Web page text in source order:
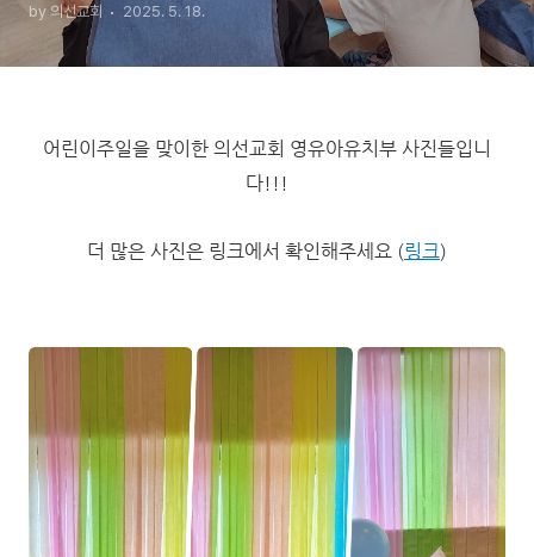
by 의선교회 2025. 5. 18.
어린이주일을 맞이한 의선교회 영유아유치부 사진들입니
다!!!
더 많은 사진은 링크에서 확인해주세요 (링크)